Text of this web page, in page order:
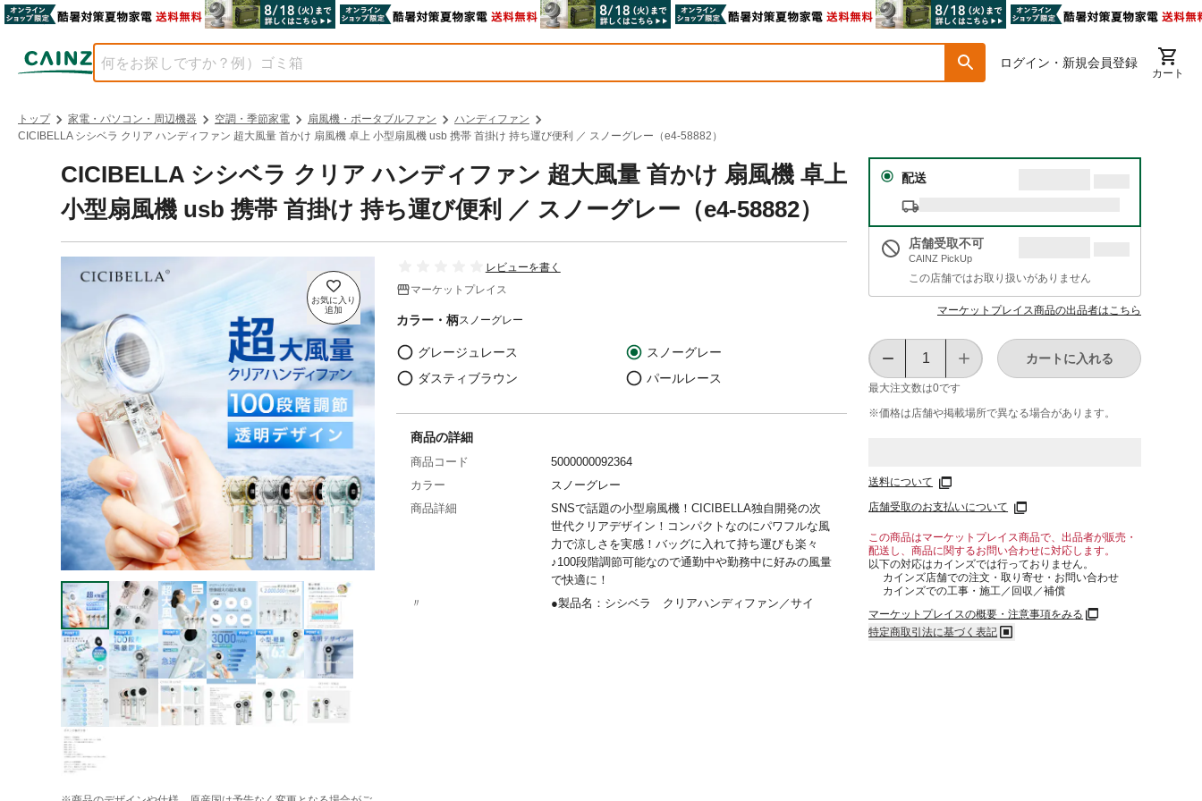
ログイン・新規会員登録
カート
トップ 家電・パソコン・周辺機器 空調・季節家電 扇風機・ポータブルファン
ハンディファン
CICIBELLA シシベラ クリア ハンディファン 超大風量 首かけ 扇風機 卓上 小型扇風機 usb 携帯 首掛け 持ち運び便利 ／ スノーグレー（e4-58882）
CICIBELLA シシベラ クリア ハンディファン 超大風量 首かけ 扇風機 卓上
小型扇風機 usb 携帯 首掛け 持ち運び便利 ／ スノーグレー（e4-58882）
レビューを書く
マーケットプレイス
カラー・柄スノーグレー
グレージュレース
スノーグレー
ダスティブラウン
パールレース
配送
店舗受取不可
CAINZ PickUp
この店舗ではお取り扱いがありません
マーケットプレイス商品の出品者はこちら
最大注文数は0です
カートに入れる
※価格は​店舗や​掲載場所で​異なる​場合が​あります。
送料について
店舗受取のお支払いについて
この商品はマーケットプレイス商品で、出品者が販売・
配送し、商品に関するお問い合わせに対応します。
以下の対応はカインズでは行っておりません。
カインズ店舗での注文・取り寄せ・お問い合わせ
カインズでの工事・施工／回収／補償
マーケットプレイスの概要・注意事項をみる
特定商取引法に基づく表記
商品の詳細
商品コード
5000000092364
カラー
スノーグレー
商品詳細
SNSで話題の小型扇風機！CICIBELLA独自開発の次
世代クリアデザイン！コンパクトなのにパワフルな風
力で涼しさを実感！バッグに入れて持ち運びも楽々
♪100段階調節可能なので通勤中や勤務中に好みの風量
で快適に！
〃
●製品名：シシベラ クリアハンディファン／サイ